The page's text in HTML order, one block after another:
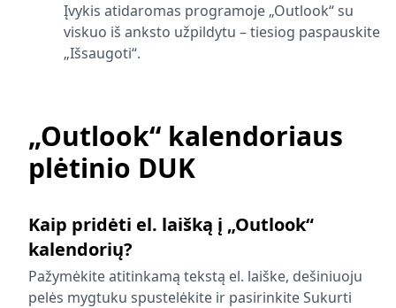
Įvykis atidaromas programoje „Outlook“ su
viskuo iš anksto užpildytu – tiesiog paspauskite
„Išsaugoti“.
„Outlook“ kalendoriaus
plėtinio DUK
Kaip pridėti el. laišką į „Outlook“
kalendorių?
Pažymėkite atitinkamą tekstą el. laiške, dešiniuoju
pelės mygtuku spustelėkite ir pasirinkite Sukurti